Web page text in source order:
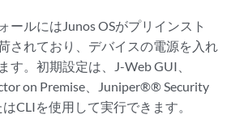
ールにはJunos OSがプリインスト
されており、デバイスの電源を入れ
す。初期設定は、J-Web GUI、
on Premise、Juniper®® Security
CLIを使用して実行できます。